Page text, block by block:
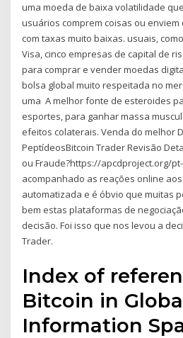
uma moeda de baixa volatilidade
usuários comprem coisas ou
com taxas muito baixas. usuais,
Visa, cinco empresas de capital de
para comprar e vender moedas
bolsa global muito respeitada no
uma A melhor fonte de esteroides
esportes, para ganhar massa
efeitos colaterais. Venda do melhor
PeptídeosBitcoin Trader Revisão
ou Fraude?https://apcdproject.org/
acompanhado as reações online
automatizada e é óbvio que muitas
bem estas plataformas de
decisão. Foi isso que nos levou a
Trader.
Index of
Bitcoin in
Information